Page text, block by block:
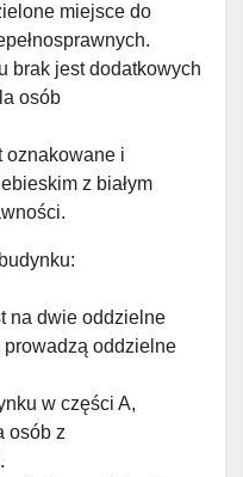
miejsce do
brak jest dodatkowych
osób
oznakowane i
z białym
na dwie oddzielne
prowadzą oddzielne
w części A,
osób z